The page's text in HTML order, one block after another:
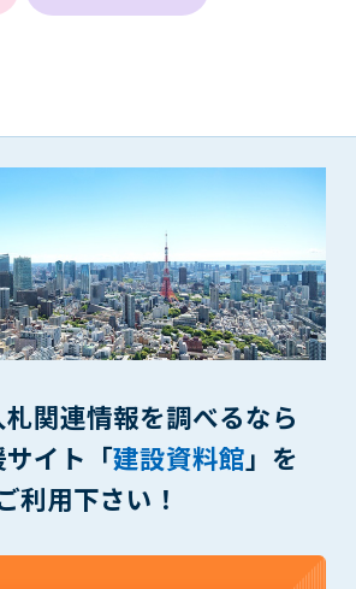
関連情報を調べるなら
イト「建設資料館」を
利用下さい！
よびパスワードを、貸与、譲渡、売買、
、第三者に利用させることはできませ
スワードの管理不十分、使用上の過誤、
を含む）の使用等による損害について責任
理者は一切責任を負いません。
項）
上で以下の行為をしないものとしま
者の著作権、その他知的所有権を侵害す
者の財産、プライバシー等を侵害する行
者を誹謗中傷する行為
与える行為